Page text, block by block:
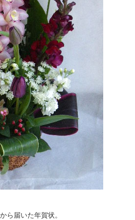
ら届いた年賀状。